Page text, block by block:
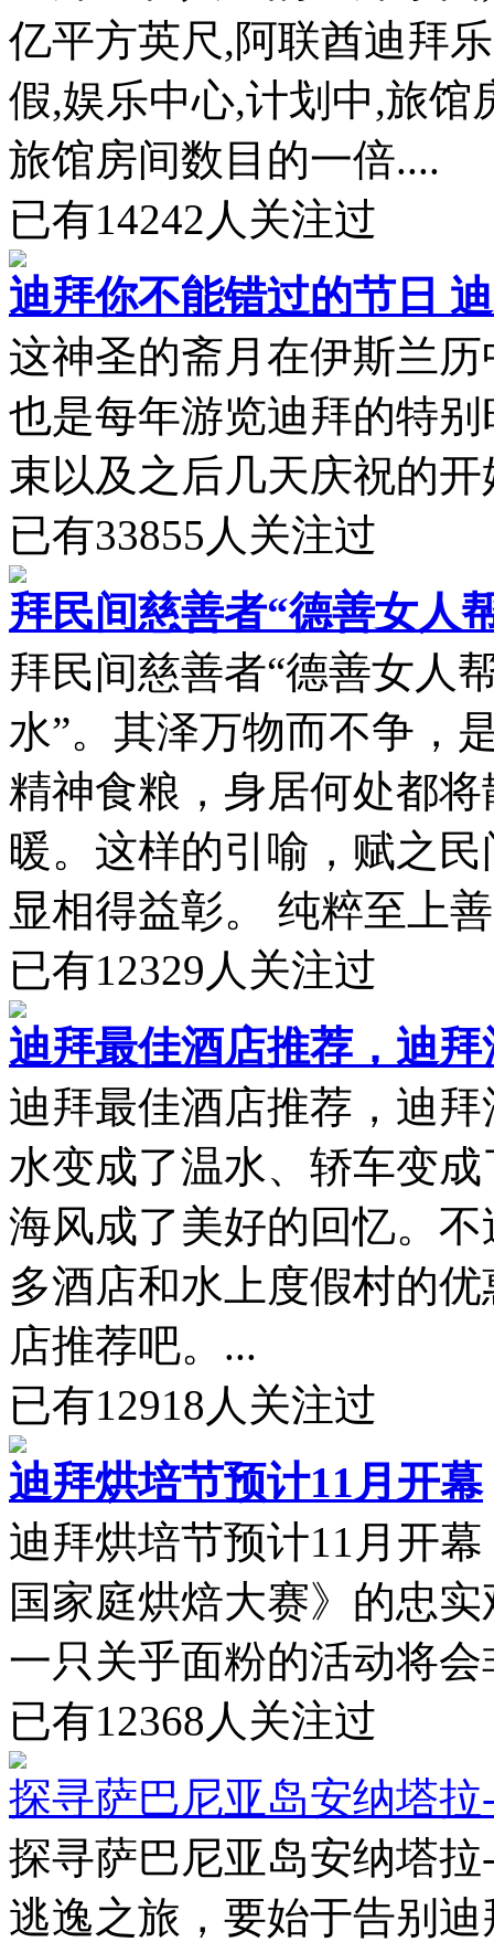
亿平方英尺,阿联酋迪拜
假,娱乐中心,计划中,旅馆
旅馆房间数目的一倍....
已有14242 人关注过
迪拜你不能错过的节日
这神圣的斋月在伊斯兰
也是每年游览迪拜的特
束以及之后几天庆祝的开
已有33855 人关注过
拜民间慈善者“德善女人
拜民间慈善者“德善女人
水”。其泽万物而不争，
精神食粮，身居何处都
暖。这样的引喻，赋之
显相得益彰。 纯粹至上
已有12329 人关注过
迪拜最佳酒店推荐，迪
迪拜最佳酒店推荐，迪
水变成了温水、轿车变
海风成了美好的回忆。
多酒店和水上度假村的
店推荐吧。...
已有12918 人关注过
迪拜烘培节预计11月开幕
迪拜烘培节预计11月开
国家庭烘焙大赛》的忠
一只关乎面粉的活动将
已有12368 人关注过
探寻萨巴尼亚岛安纳塔
探寻萨巴尼亚岛安纳塔
逃逸之旅，要始于告别